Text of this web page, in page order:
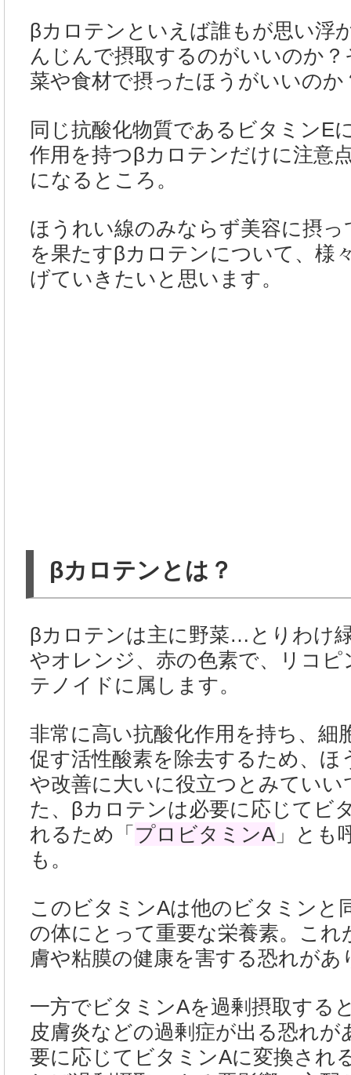
βカロテンといえば誰もが思い浮
んじんで摂取するのがいいのか
菜や食材で摂ったほうがいいのか
同じ抗酸化物質であるビタミンE
作用を持つβカロテンだけに注意
になるところ。
ほうれい線のみならず美容に摂っ
を果たすβカロテンについて、様
げていきたいと思います。
βカロテンとは？
βカロテンは主に野菜…とりわけ
やオレンジ、赤の色素で、リコピ
テノイドに属します。
非常に高い抗酸化作用を持ち、細
促す活性酸素を除去するため、ほ
や改善に大いに役立つとみていい
た、βカロテンは必要に応じてビ
れるため「 プロビタミンA 」とも
も。
このビタミンAは他のビタミンと
の体にとって重要な栄養素。これ
膚や粘膜の健康を害する恐れがあ
一方でビタミンAを過剰摂取する
皮膚炎などの過剰症が出る恐れが
要に応じてビタミンAに変換され